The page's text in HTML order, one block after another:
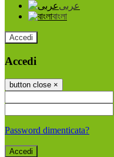
عربى
বাংলা
Accedi
Accedi
button close ×
Password dimenticata?